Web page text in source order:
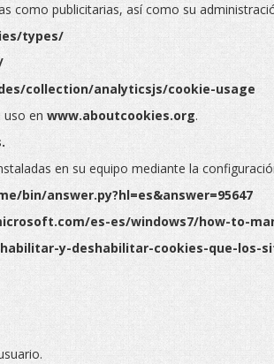
como publicitarias, así como su
types/
collection/analyticsjs/cookie-usage
uso en www.aboutcookies.org.
en su equipo mediante la
bin/answer.py?hl=es&answer=95647
es-es/windows7/how-to-
y-deshabilitar-cookies-que-los-